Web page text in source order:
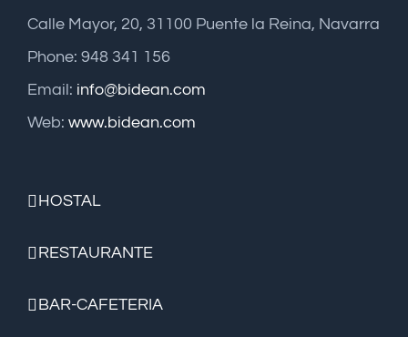
Calle Mayor, 20, 31100 Puente la Reina, Navarra
Phone: 948 341 156
Email: info@bidean.com
Web: www.bidean.com
HOSTAL
RESTAURANTE
BAR-CAFETERIA